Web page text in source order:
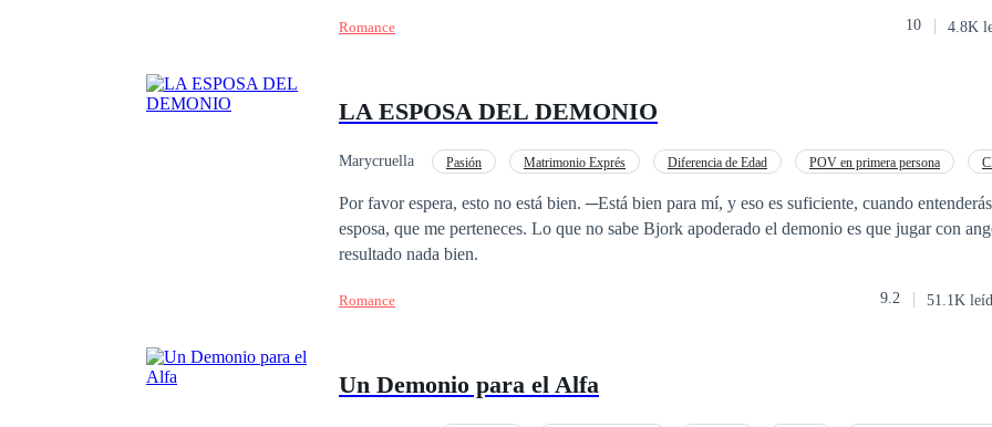
Romance 10 4.8K
LA ESPOSA DEL DEMONIO
Marycruella Pasión Matrimonio Exprés Diferencia de Edad POV en primera persona
Por favor espera, esto no está bien. ─Está bien para mí, y eso es suficiente, cuando entenderás que eres mía, mi
esposa, que me perteneces. Lo que no sabe Bjork apoderado el demonio es que jugar con angeles nunca a
resultado nada bien.
Romance 9.2 51.1K
Un Demonio para el Alfa